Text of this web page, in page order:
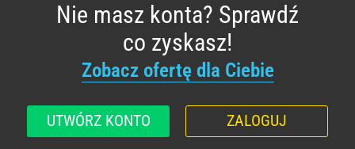
Nie masz konta? Sprawdź
co zyskasz!
Zobacz ofertę dla Ciebie
UTWÓRZ KONTO ZALOGUJ